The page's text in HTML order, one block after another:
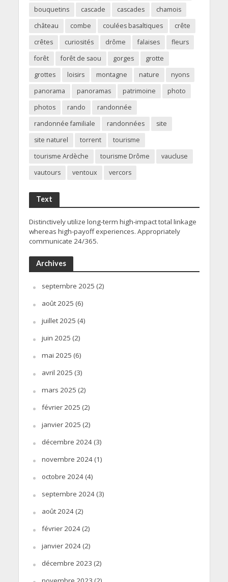
bouquetins
cascade cascades
chamois
château
combe coulées basaltiques
crête
crêtes
curiosités drôme falaises
fleurs
forêt
forêt de saou gorges
grotte
grottes
loisirs montagne nature
nyons
panorama
panoramas patrimoine
photo
photos
rando
randonnée
randonnée familiale
randonnées
site
site naturel
torrent
tourisme
tourisme Ardèche
tourisme Drôme
vaucluse
vautours
ventoux vercors
Text
Distinctively utilize long-term high-impact total linkage
whereas high-payoff experiences. Appropriately
communicate 24/365.
Archives
septembre 2025 (2)
août 2025 (6)
juillet 2025 (4)
juin 2025 (2)
mai 2025 (6)
avril 2025 (3)
mars 2025 (2)
février 2025 (2)
janvier 2025 (2)
décembre 2024(3)
novembre 2024(1)
octobre 2024(4)
septembre 2024(3)
août 2024(2)
février 2024(2)
janvier 2024(2)
décembre 2023 (2)